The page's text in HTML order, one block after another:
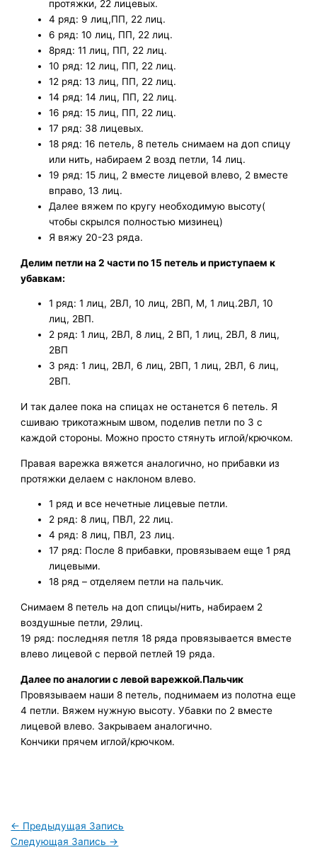
протяжки, 22 лицевых.
4 ряд: 9 лиц,ПП, 22 лиц.
6 ряд: 10 лиц, ПП, 22 лиц.
8ряд: 11 лиц, ПП, 22 лиц.
10 ряд: 12 лиц, ПП, 22 лиц.
12 ряд: 13 лиц, ПП, 22 лиц.
14 ряд: 14 лиц, ПП, 22 лиц.
16 ряд: 15 лиц, ПП, 22 лиц.
17 ряд: 38 лицевых.
18 ряд: 16 петель, 8 петель снимаем на доп спицу
или нить, набираем 2 возд петли, 14 лиц.
19 ряд: 15 лиц, 2 вместе лицевой влево, 2 вместе
вправо, 13 лиц.
Далее вяжем по кругу необходимую высоту(
чтобы скрылся полностью мизинец)
Я вяжу 20-23 ряда.
Делим петли на 2 части по 15 петель и приступаем к
убавкам:
1 ряд: 1 лиц, 2ВЛ, 10 лиц, 2ВП, М, 1 лиц.2ВЛ, 10
лиц, 2ВП.
2 ряд: 1 лиц, 2ВЛ, 8 лиц, 2 ВП, 1 лиц, 2ВЛ, 8 лиц,
2ВП
3 ряд: 1 лиц, 2ВЛ, 6 лиц, 2ВП, 1 лиц, 2ВЛ, 6 лиц,
2ВП.
И так далее пока на спицах не останется 6 петель. Я
сшиваю трикотажным швом, поделив петли по 3 с
каждой стороны. Можно просто стянуть иглой/крючком.
Правая варежка вяжется аналогично, но прибавки из
протяжки делаем с наклоном влево.
1 ряд и все нечетные лицевые петли.
2 ряд: 8 лиц, ПВЛ, 22 лиц.
4 ряд: 8 лиц, ПВЛ, 23 лиц.
17 ряд: После 8 прибавки, провязываем еще 1 ряд
лицевыми.
18 ряд – отделяем петли на пальчик.
Снимаем 8 петель на доп спицы/нить, набираем 2
воздушные петли, 29лиц.
19 ряд: последняя петля 18 ряда провязывается вместе
влево лицевой с первой петлей 19 ряда.
Далее по аналогии с левой варежкой.Пальчик
Провязываем наши 8 петель, поднимаем из полотна еще
4 петли. Вяжем нужную высоту. Убавки по 2 вместе
лицевой влево. Закрываем аналогично.
Кончики прячем иглой/крючком.
← Предыдущая Запись
Следующая Запись →